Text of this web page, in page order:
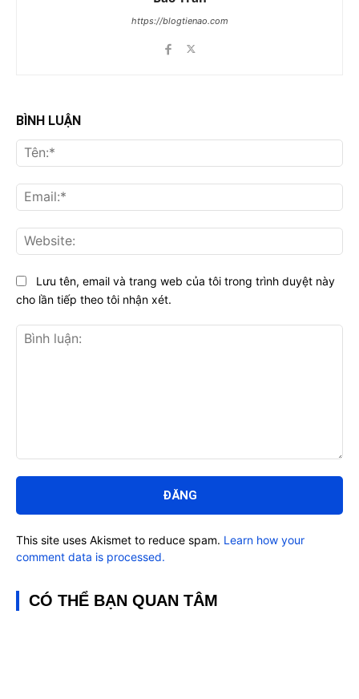
https://blogtienao.com
BÌNH LUẬN
luận:
Lưu tên, email và trang web của tôi trong trình duyệt này
cho lần tiếp theo tôi nhận xét.
This site uses Akismet to reduce spam. Learn how your
comment data is processed.
CÓ THỂ BẠN QUAN TÂM